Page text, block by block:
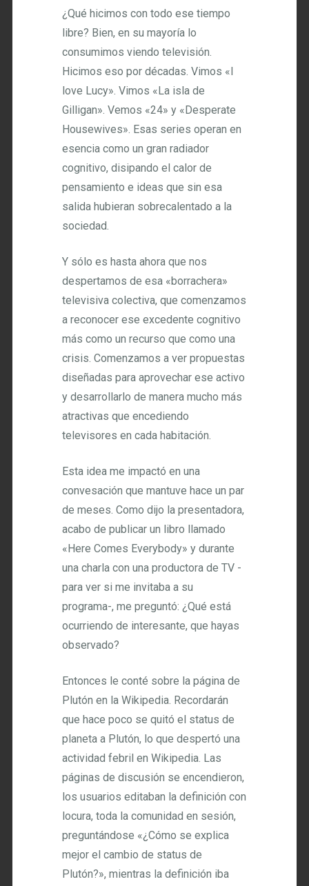
¿Qué hicimos con todo ese tiempo
libre? Bien, en su mayoría lo
consumimos viendo televisión.
Hicimos eso por décadas. Vimos «I
love Lucy». Vimos «La isla de
Gilligan». Vemos «24» y «Desperate
Housewives». Esas series operan en
esencia como un gran radiador
cognitivo, disipando el calor de
pensamiento e ideas que sin esa
salida hubieran sobrecalentado a la
sociedad.
Y sólo es hasta ahora que nos
despertamos de esa «borrachera»
televisiva colectiva, que comenzamos
a reconocer ese excedente cognitivo
más como un recurso que como una
crisis. Comenzamos a ver propuestas
diseñadas para aprovechar ese activo
y desarrollarlo de manera mucho más
atractivas que encediendo
televisores en cada habitación.
Esta idea me impactó en una
convesación que mantuve hace un par
de meses. Como dijo la presentadora,
acabo de publicar un libro llamado
«Here Comes Everybody» y durante
una charla con una productora de TV -
para ver si me invitaba a su
programa-, me preguntó: ¿Qué está
ocurriendo de interesante, que hayas
observado?
Entonces le conté sobre la página de
Plutón en la Wikipedia. Recordarán
que hace poco se quitó el status de
planeta a Plutón, lo que despertó una
actividad febril en Wikipedia. Las
páginas de discusión se encendieron,
los usuarios editaban la definición con
locura, toda la comunidad en sesión,
preguntándose «¿Cómo se explica
mejor el cambio de status de
Plutón?», mientras la definición iba